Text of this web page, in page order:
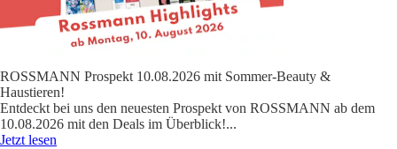
ROSSMANN Prospekt 10.08.2026 mit Sommer-Beauty &
Haustieren!
Entdeckt bei uns den neuesten Prospekt von ROSSMANN ab dem
10.08.2026 mit den Deals im Überblick!...
Jetzt lesen